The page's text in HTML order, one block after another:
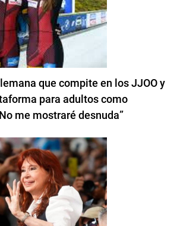
que compite en los JJOO y
para adultos como
me mostraré desnuda”